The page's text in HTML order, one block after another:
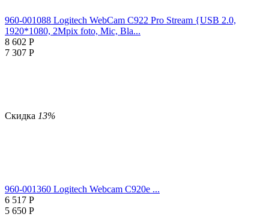
960-001088 Logitech WebCam C922 Pro Stream {USB 2.0,
1920*1080, 2Mpix foto, Mic, Bla...
8 602 Р
7 307 Р
Скидка 13%
960-001360 Logitech Webcam C920e ...
6 517 Р
5 650 Р